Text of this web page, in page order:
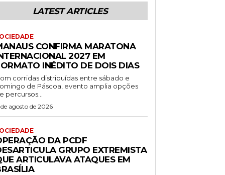
LATEST ARTICLES
CONFIRMA MARATONA
2027 EM
INÉDITO DE DOIS DIAS
corridas distribuídas entre sábado e
de Páscoa, evento amplia opções
percursos...
agosto de 2026
DA PCDF
GRUPO EXTREMISTA
ARTICULAVA ATAQUES EM